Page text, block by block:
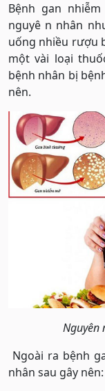
Bệnh gan
nguyê n nhân
uống nhiều rượu
một vài loại
bệnh nhân bị
nên.
Nguyên
Ngoài ra bệnh
nhân sau gây nên: